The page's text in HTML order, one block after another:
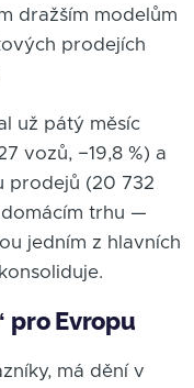
dražším modelům
prodejích
už pátý měsíc
vozů, −19,8 %) a
prodejů (20 732
trhu —
jedním z hlavních
pro Evropu
má dění v